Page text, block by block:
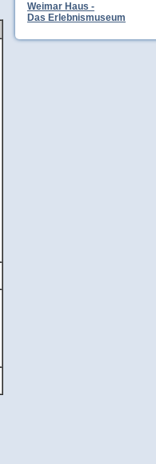
Weimar Haus -
Das Erlebnismuseum